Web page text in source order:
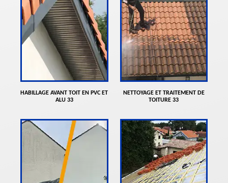
HABILLAGE AVANT TOIT EN PVC ET
ALU 33
NETTOYAGE ET TRAITEMENT DE
TOITURE 33